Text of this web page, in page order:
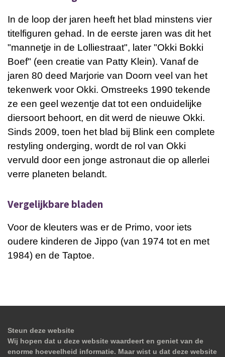
In de loop der jaren heeft het blad minstens vier
titelfiguren gehad. In de eerste jaren was dit het
"mannetje in de Lolliestraat", later "Okki Bokki
Boef" (een creatie van Patty Klein). Vanaf de
jaren 80 deed Marjorie van Doorn veel van het
tekenwerk voor Okki. Omstreeks 1990 tekende
ze een geel wezentje dat tot een onduidelijke
diersoort behoort, en dit werd de nieuwe Okki.
Sinds 2009, toen het blad bij Blink een complete
restyling onderging, wordt de rol van Okki
vervuld door een jonge astronaut die op allerlei
verre planeten belandt.
Vergelijkbare bladen
Voor de kleuters was er de Primo, voor iets
oudere kinderen de Jippo (van 1974 tot en met
1984) en de Taptoe.
Steun deze website
Wij hopen dat u deze website waardeert en geniet van de
enorme hoeveelheid informatie. Maar wist u dat deze website